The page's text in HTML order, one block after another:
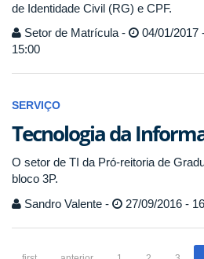
de Identidade Civil (RG) e CPF.
Setor de Matrícula -
04/01/2017
15:00
SERVIÇO
Tecnologia da
O setor de TI da Pró-reitoria de
bloco 3P.
Sandro Valente -
27/09/2016 -